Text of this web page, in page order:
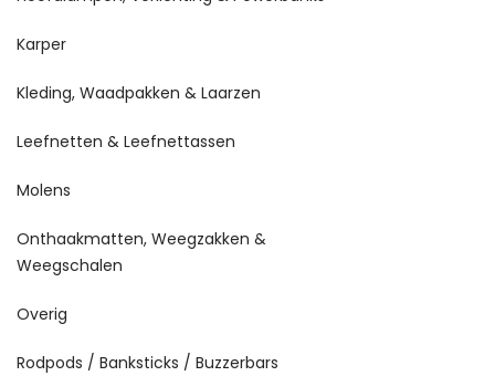
Karper
Kleding, Waadpakken & Laarzen
Leefnetten & Leefnettassen
Molens
Onthaakmatten, Weegzakken &
Weegschalen
Overig
Rodpods / Banksticks / Buzzerbars